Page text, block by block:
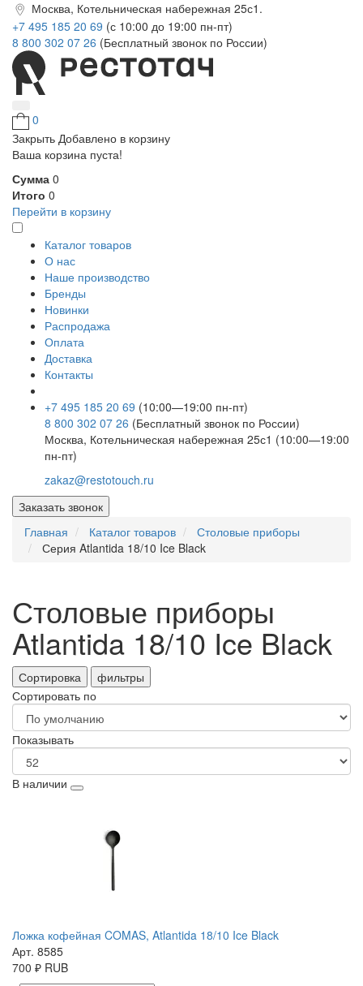
Москва, Котельническая набережная 25с1.
+7 495 185 20 69 (с 10:00 до 19:00 пн-пт)
8 800 302 07 26 (Бесплатный звонок по России)
0
Закрыть Добавлено в корзину
Ваша корзина пуста!
Сумма 0
Итого 0
Перейти в корзину
Каталог товаров
О нас
Наше производство
Бренды
Новинки
Распродажа
Оплата
Доставка
Контакты
+7 495 185 20 69 (10:00—19:00 пн-пт)
8 800 302 07 26 (Бесплатный звонок по России)
Москва, Котельническая набережная 25с1 (10:00—19:00
пн-пт)
zakaz@restotouch.ru
Заказать звонок
Главная
Каталог товаров
Столовые приборы
Серия Atlantida 18/10 Ice Black
Столовые приборы
Atlantida 18/10 Ice Black
Сортировка
фильтры
Сортировать по
Показывать
В наличии
Ложка кофейная COMAS, Atlantida 18/10 Ice Black
Арт. 8585
700 ₽ RUB